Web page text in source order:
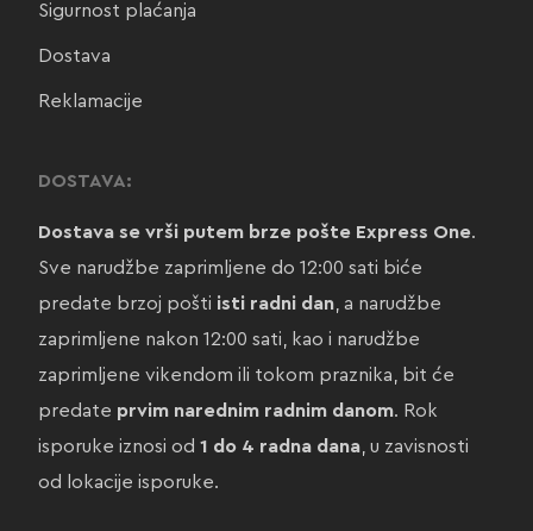
Sigurnost plaćanja
Dostava
Reklamacije
DOSTAVA:
Dostava se vrši putem brze pošte Express One.
Sve narudžbe zaprimljene do 12:00 sati biće
predate brzoj pošti isti radni dan, a narudžbe
zaprimljene nakon 12:00 sati, kao i narudžbe
zaprimljene vikendom ili tokom praznika, bit će
predate prvim narednim radnim danom. Rok
isporuke iznosi od 1 do 4 radna dana, u zavisnosti
od lokacije isporuke.